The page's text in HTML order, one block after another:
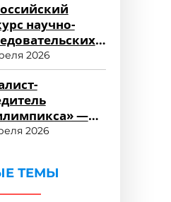
научно-
«Научный
СПО»
2026
—
ФСПО
2026
ТЕМЫ